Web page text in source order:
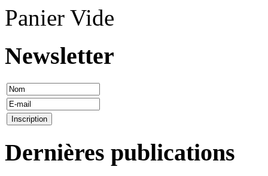
Panier Vide
Newsletter
Dernières publications